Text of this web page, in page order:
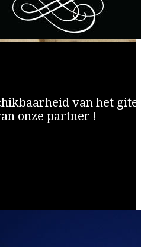
sans toit"
van het gite
onze partner !